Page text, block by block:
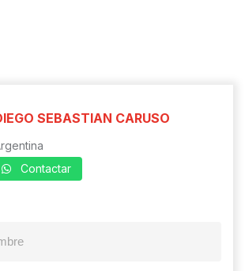
SEBASTIAN CARUSO
Contactar